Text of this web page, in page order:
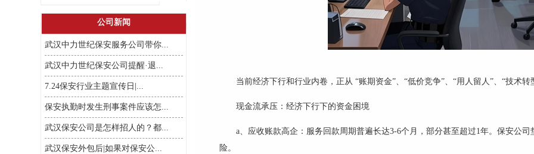
公司新闻
武汉中力世纪保安服务公司带你...
武汉中力世纪保安公司提醒·退...
7.24保安行业主题宣传日|...
保安执勤时发生刑事案件应该怎...
武汉保安公司是怎样招人的？都...
武汉保安外包后|如果对保安公...
当前经济下行和行业内卷，正从 “账期资金”、“低价竞争”、“用人留人”、“技术
现金流承压：经济下行下的资金困境
a、 应收账款高企：服务回款周期普遍长达3-6个月，部分甚至超过1年。保安公司
险。